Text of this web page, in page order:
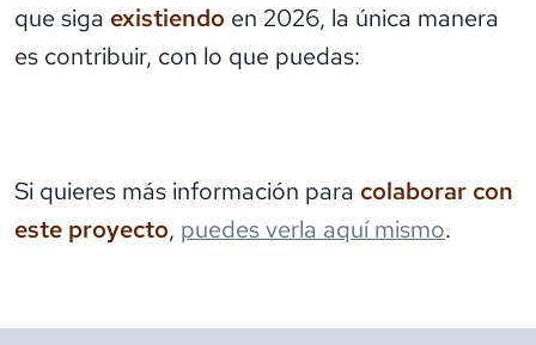
que siga existiendo en 2026, la única manera
es contribuir, con lo que puedas:
Si quieres más información para colaborar con
este proyecto, puedes verla aquí mismo.